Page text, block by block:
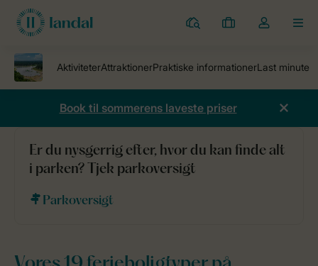
Parker
Mine
Toggle
dropdown
Book til sommerens laveste priser
Ferieparker Feriepark Landgoed 't Loo Ferieboliger
Er du nysgerrig efter, hvor du kan finde alt
i parken? Tjek parkoversigt
Parkoversigt